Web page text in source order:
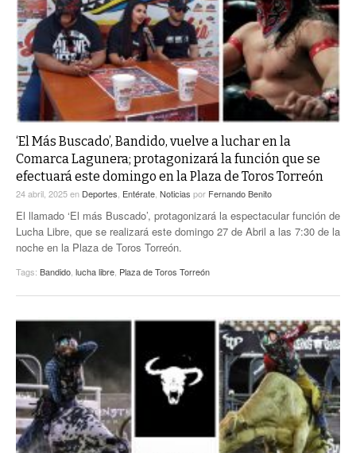
‘El Más Buscado’, Bandido, vuelve a luchar en la
Comarca Lagunera; protagonizará la función que se
efectuará este domingo en la Plaza de Toros Torreón
24 abril, 2025en Deportes Entérate Noticias por Fernando Benito
El llamado ‘El más Buscado’, protagonizará la espectacular función de
Lucha Libre, que se realizará este domingo 27 de Abril a las 7:30 de la
noche en la Plaza de Toros Torreón.
Tags: Bandido lucha libre Plaza de Toros Torreón